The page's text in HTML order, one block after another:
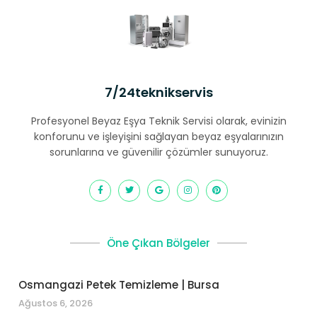
7/24teknikservis
Profesyonel Beyaz Eşya Teknik Servisi olarak, evinizin
konforunu ve işleyişini sağlayan beyaz eşyalarınızın
sorunlarına ve güvenilir çözümler sunuyoruz.
Öne Çıkan Bölgeler
Osmangazi Petek Temizleme | Bursa
Ağustos 6, 2026